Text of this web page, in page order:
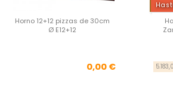
Horno 12+12 pizzas de 30cm
Ø E12+12
Precio
0,00 €